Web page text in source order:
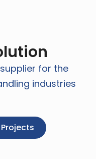
for the
industries